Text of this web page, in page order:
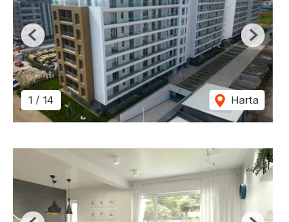
1 / 14 Harta
Previous Next